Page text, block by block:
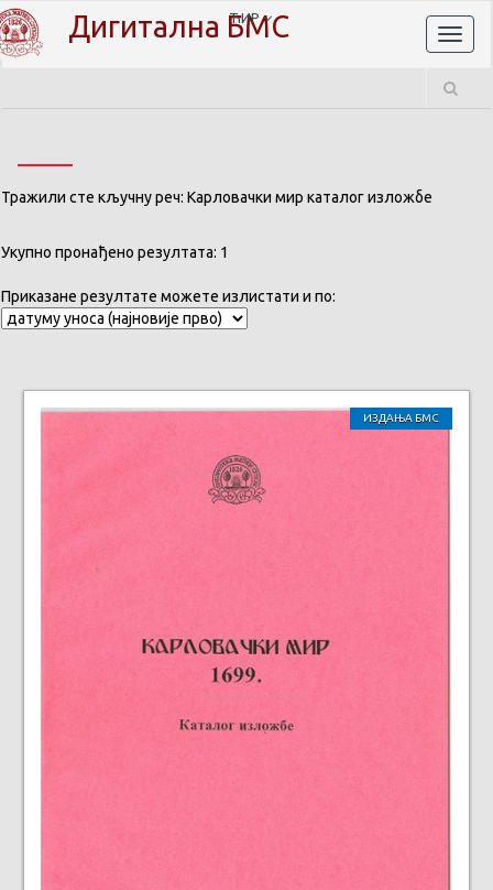
Дигитална БМС
ЋИР
Тражили сте кључну реч: Карловачки мир каталог изложбе
Укупно пронађено резултата: 1
Приказане резултате можете излистати и по:
ИЗДАЊА БМС